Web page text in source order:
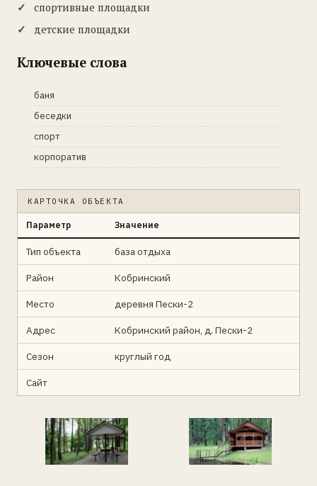
спортивные площадки
детские площадки
Ключевые слова
баня
беседки
спорт
корпоратив
КАРТОЧКА ОБЪЕКТА
Параметр Значение
Тип объекта база отдыха
Район Кобринский
Место деревня Пески-2
Адрес Кобринский район, д. Пески-2
Сезон круглый год
Сайт